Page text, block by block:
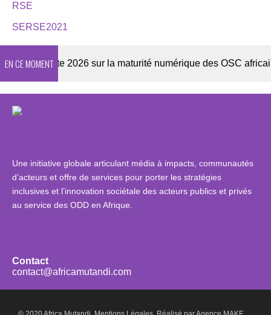
RSE
SERSE2021
EN CE MOMENT
Enquête 2026 sur la maturité numérique des OSC africaines
Une initiative globale articulant média à impacts, communautés
d’acteurs et offre de services pour porter les stratégies
inclusives et l’innovation sociétale des acteurs publics et privés
au service des ODD en Afrique.
Contact
contact@africamutandi.com